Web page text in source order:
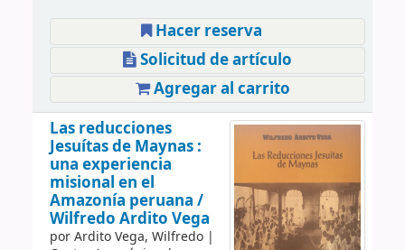
Hacer reserva
Solicitud de artículo
Agregar al carrito
Las reducciones
Jesuítas de Maynas :
una experiencia
misional en el
Amazonía peruana /
Wilfredo Ardito Vega
porArdito Vega, Wilfredo|